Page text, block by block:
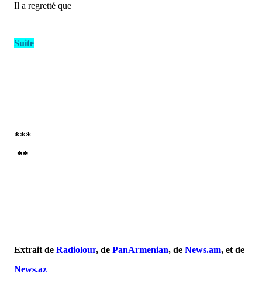
Il a regretté que
Suite
***
**
Extrait de Radiolour, de PanArmenian, de News.am, et de
News.az